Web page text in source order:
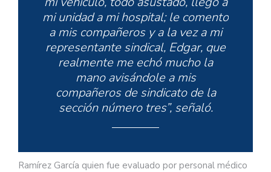
mi unidad a mi hospital; le comento
a mis compañeros y a la vez a mi
representante sindical, Edgar, que
realmente me echó mucho la
mano avisándole a mis
compañeros de sindicato de la
sección número tres”, señaló.
Ramírez García quien fue evaluado por personal médico